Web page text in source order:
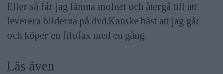
Eller så får jag lämna molnet och återgå till att
leverera bilderna på dvd.Kanske bäst att jag går
och köper en filofax med en gång.
Läs även